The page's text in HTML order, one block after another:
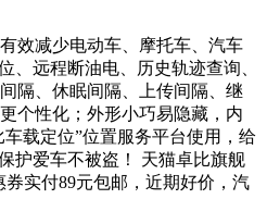
效减少电动车、摩托车、汽车
、远程断油电、历史轨迹查询、
隔、休眠间隔、上传间隔、继
个性化；外形小巧易隐藏，内
载定位”位置服务平台使用，给
护爱车不被盗！ 天猫卓比旗舰
券实付89元包邮，近期好价，汽